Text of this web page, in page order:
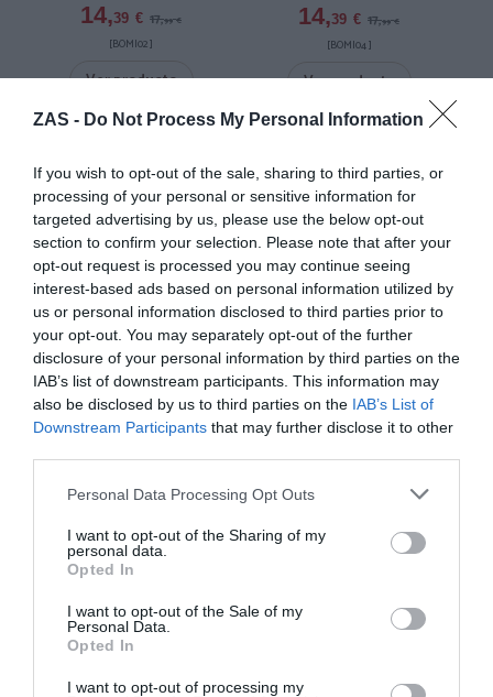
ZAS - Do Not Process My Personal Information
If you wish to opt-out of the sale, sharing to third parties, or
processing of your personal or sensitive information for
targeted advertising by us, please use the below opt-out
section to confirm your selection. Please note that after your
opt-out request is processed you may continue seeing
interest-based ads based on personal information utilized by
us or personal information disclosed to third parties prior to
your opt-out. You may separately opt-out of the further
disclosure of your personal information by third parties on the
IAB’s list of downstream participants. This information may
also be disclosed by us to third parties on the IAB’s List of
Downstream Participants that may further disclose it to other
Personal Data Processing Opt Outs
I want to opt-out of the Sharing of my
personal data.
Opted In
I want to opt-out of the Sale of my
Personal Data.
Opted In
I want to opt-out of processing my
14,39 € 17,99 €
[BOMI02 ]
Ver producto
14,39 € 17,99 €
[BOMI04 ]
Ver producto
-20%
Mochila Vaquera Triangular
★★★★★
★★★★★
14,39 € 17,99 €
Ver producto
-20%
Mochila Vaquera Grande
★★★★★
★★★★★
15,
Ver producto
Cargar más productos